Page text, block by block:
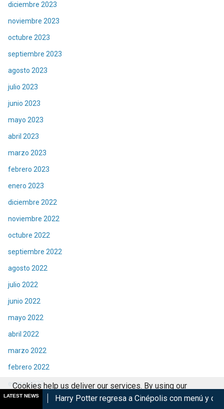
diciembre 2023
noviembre 2023
octubre 2023
septiembre 2023
agosto 2023
julio 2023
junio 2023
mayo 2023
abril 2023
marzo 2023
febrero 2023
enero 2023
diciembre 2022
noviembre 2022
octubre 2022
septiembre 2022
agosto 2022
julio 2022
junio 2022
mayo 2022
abril 2022
marzo 2022
febrero 2022
enero 2022
diciembre 2021
LATEST NEWS
Potter regresa a Cinépolis con menú y coleccionables
Cookies help us deliver our services. By using our
services, you agree to our use of cookies.
Got it